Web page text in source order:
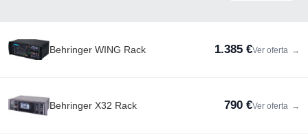
Behringer WING Rack 1.385 €Ver oferta →
Behringer X32 Rack 790 €Ver oferta →